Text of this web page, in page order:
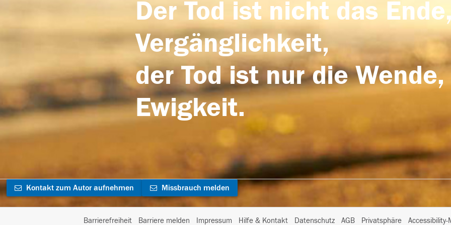
Der Tod ist nicht das
Vergänglichkeit,
der Tod ist nur die
Ewigkeit.
Kontakt zum Autor aufnehmen Missbrauch melden
Barrierefreiheit Barriere melden Impressum Hilfe & Kontakt Datenschutz AGB Privatsphäre I